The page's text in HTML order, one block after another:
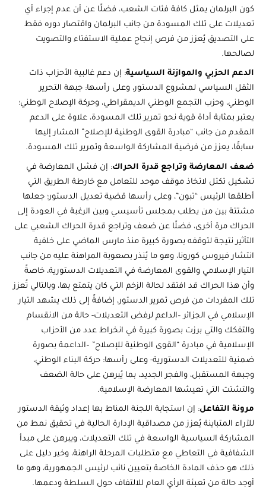
كون البرلمان يمثل كافة فئات الشعب، فضلًا عن أن عدم إجراء أي
تعديلات على تلك المسودة من جانب البرلمان واقتصار دوره فقط
على التصديق يُعزز من فرص إنجاح عملية الاستفتاء والتصويت
لصالحها.
الدعم الحزبي والموازنة السياسية: إن دعم غالبية الأحزاب ذات
الثقل السياسي لمشروع الدستور، وعلى رأسها: جبهة التحرير
الوطني، وحزب التجمع الوطني الديمقراطي، وحركة الإصلاح الوطني؛
يعتبر بمثابة أداة قوية نحو تمرير تلك المسودة، علاوة على الدعم
المقدم من جانب “مبادرة القوى الوطنية للإصلاح” المشار إليها
سابقًا، يعزز من فرضية المشاركة الواسعة وتمرير تلك المسودة.
ضعف المعارضة وتراجع قدرة الحراك: إن فشل المعارضة في
تشكيل تكتل لاتخاذ موقف موحد للتعامل مع خارطة الطريق التي
أطلقها الرئيس “تبون”، وعلى رأسها قضية تعديل الدستور؛ جعلها
مشتتة بين من يطلب بمجلس تأسيسي وبين الرغبة في العودة إلى
الحراك مرة أخرى، فضلًا عن ضعف وتراجع قدرة الحراك الشعبي على
التأثير نتيجة لتوقفه بصورة كبيرة منذ مارس الماضي على خلفية
انتشار فيروس كورونا، وهو ما يُنذر بصعوبة المراهنة عليه من جانب
التيار الإسلامي والقوى المعارضة في التعديلات الدستورية، خاصةً
وأن هذا الحراك قد افتقد لحالة الزخم التي كان يتمتع بها، وبالتالي تُعزز
تلك المفردات من فرص تمرير الدستور، إضافةً إلى ذلك يشهد التيار
الإسلامي في الجزائر –الداعم لرفض التعديلات- حالة من الانقسام
والتفكك والتي برزت بصورة كبيرة في انخراط عدد من الأحزاب
الإسلامية في مبادرة “القوى الوطنية للإصلاح” –الداعمة بصورة
ضمنية للتعديلات الدستورية- وعلى رأسها: حركة البناء الوطني،
وجبهة المستقبل، والفجر الجديد، بما يُبرهن على حالة الضعف
والتشتت التي تعيشها المعارضة الإسلامية.
مرونة التفاعل: إن استجابة اللجنة المناط بها إعداد وثيقة الدستور
للآراء المتباينة يُعزز من مصداقية الإدارة الحالية في تحقيق نمط من
المشاركة السياسية الواسعة في تلك التعديلات، ويبرهن على مبدأ
الشفافية في التعاطي مع متطلبات المرحلة الراهنة، وخير دليل على
ذلك هو حذف المادة الخاصة بتعيين نائب لرئيس الجمهورية، وهو ما
أوجد حالة من تعبئة الرأي العام للالتفاف حول السلطة ودعمها.